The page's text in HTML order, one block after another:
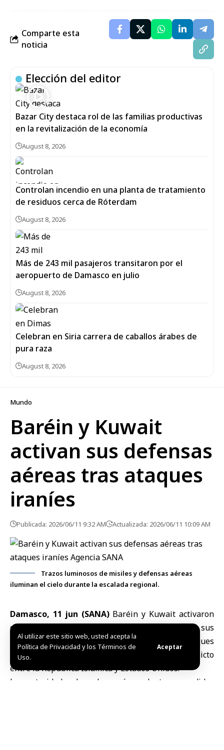
Al utilizar este sitio web, usted acepta la
Política de Privacidad y los Términos de
Uso.
Aceptar
Comparte esta
noticia
Elección del editor
Bazar City destaca rol de las familias productivas
en la revitalización de la economía
August 8, 2026
Controlan incendio en una planta de tratamiento
de residuos cerca de Róterdam
August 8, 2026
Más de 243 mil pasajeros transitaron por el
aeropuerto de Damasco en julio
August 8, 2026
Celebran en Siria carrera de caballos árabes de
pura raza
August 8, 2026
Mundo
Baréin y Kuwait
activan sus defensas
aéreas tras ataques
iraníes
Publicada: 2026/06/11 9:32 AM Actualizada: 2026/06/11 10:09 AM
Trazos luminosos de misiles y defensas aéreas
iluminan el cielo durante la escalada regional.
Damasco, 11 jun (SANA)Baréin y Kuwaitactivaron
durante horas de la madrugada de este jueves sus
sistemas de alerta y defensa aérea tras los ataques
lanzados por
, en una nueva escalada del conflicto
entre la República Islámica y Estados Unidos.
Las autoridades de ambos países adoptaron medidas